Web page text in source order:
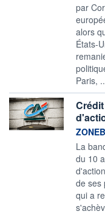
par
alors
États-
Paris,
La
du 10
de ses
qui a